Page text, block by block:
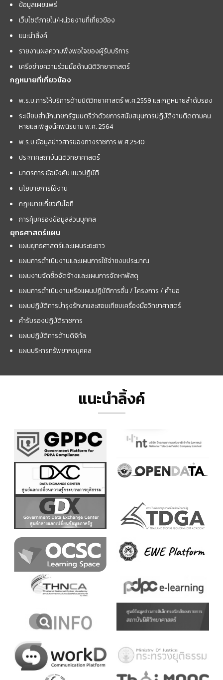
ข้อมูลเผยแพร่
เว็บไซต์ภายใน/หน่วยงานที่เกี่ยวข้อง
แนะนำลิ้งค์
รายงานผลความพึงพอใจของผู้รับบริการ
เครือข่ายความร่วมมือด้านนิติวิทยาศาสตร์
กฎหมายที่เกี่ยวข้อง
พ.ร.บ.การให้บริการด้านนิติวิทยาศาสตร์ พ.ศ.2559 และกฏหมายลำดับรอง
ระเบียบสำนักนายกรัฐมนตรีว่าด้วยการสนับสนุนการปฏิบัติงานติดตามคน
หายและพิสูจน์ศพนิรนาม พ.ศ. 2564
พ.ร.บ.ข้อมูลข่าวสารของทางราชการ พ.ศ.2540
ประกาศสถาบันนิติวิทยาศาสตร์
มาตรการ ข้อบังคับ แนวปฏิบัติ
นโยบายการใช้งาน
กฎหมายเกี่ยวกับไอที
การคุ้มครองข้อมูลส่วนบุคคล
ยุทธศาสตร์แผน
แผนยุทธศาสตร์และแผนระยะยาว
แผนการดำเนินงานและแผนการใช้จ่ายงบประมาณ
แผนงานจัดซื้อจัดจ้างและแผนการจัดหาพัสดุ
แผนการดำเนินงานหรือแผนปฏิบัติการอื่น / โครงการ / คำขอ
แผนปฏิบัติการบำรุงรักษาและสอบเทียบเครื่องมือวิทยาศาสตร์
คำรับรองปฏิบัติราชการ
แผนปฏิบัติการด้านดิจิทัล
แผนบริหารทรัพยากรบุคคล
แนะนำลิ้งค์